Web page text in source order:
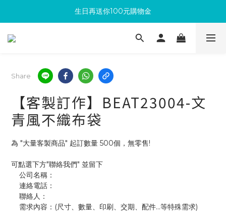
滿300回饋10%購物金
生日再送你100元購物金
加入成為新會員 馬上領取50元購物金
Share
【客製訂作】BEAT23004-文
青風不織布袋
為 "大量客製商品" 起訂數量 500個，無零售!
可點選下方"聯絡我們" 並留下
    公司名稱：
    連絡電話：
    聯絡人：
    需求內容：(尺寸、數量、印刷、交期、配件...等特殊需求)